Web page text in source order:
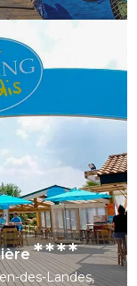
****
des-Landes,